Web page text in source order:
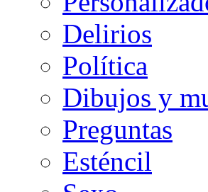
Delirios
Política
Dibujos y
Preguntas
Esténcil